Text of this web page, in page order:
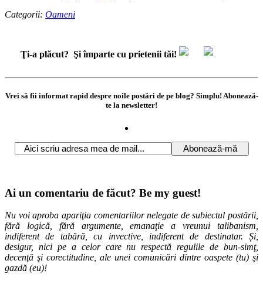
Categorii: Oameni
Ţi-a plăcut? Şi împarte cu prietenii tăi!
Vrei să fii informat rapid despre noile postări de pe blog? Simplu! Abonează-
te la newsletter!
Ai un comentariu de făcut? Be my guest!
Nu voi aproba apariţia comentariilor nelegate de subiectul postării,
fără logică, fără argumente, emanaţie a vreunui talibanism,
indiferent de tabără, cu invective, indiferent de destinatar. Și,
desigur, nici pe a celor care nu respectă regulile de bun-simţ,
decenţă şi corectitudine, ale unei comunicări dintre oaspete (tu) şi
gazdă (eu)!